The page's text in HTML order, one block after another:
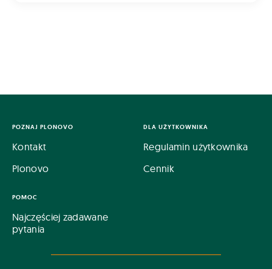
POZNAJ PLONOVO
Kontakt
Plonovo
DLA UŻYTKOWNIKA
Regulamin użytkownika
Cennik
POMOC
Najczęściej zadawane
pytania